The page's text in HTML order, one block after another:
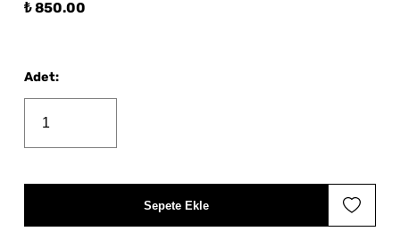
₺ 850.00
Adet:
Sepete Ekle